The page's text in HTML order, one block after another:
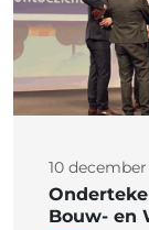
10
Bouw- en